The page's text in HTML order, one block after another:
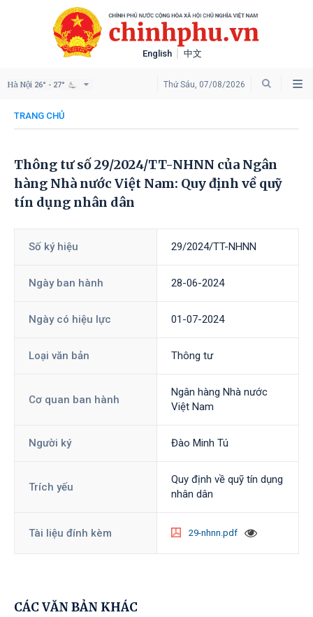
English 中文
Thứ Sáu, 07/08/2026
Hà Nội 26° - 27°
TRANG CHỦ
Thông tư số 29/2024/TT-NHNN của Ngân
hàng Nhà nước Việt Nam: Quy định về quỹ
tín dụng nhân dân
Số ký hiệu 29/2024/TT-NHNN
Ngày ban hành 28-06-2024
Ngày có hiệu lực 01-07-2024
Loại văn bản Thông tư
Cơ quan ban hành
Ngân hàng Nhà nước
Việt Nam
Người ký Đào Minh Tú
Trích yếu
Quy định về quỹ tín dụng
nhân dân
Tài liệu đính kèm 29-nhnn.pdf
CÁC VĂN BẢN KHÁC